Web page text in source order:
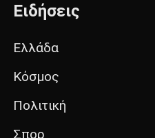
Ειδήσεις
Ελλάδα
Κόσμος
Πολιτική
Σπορ